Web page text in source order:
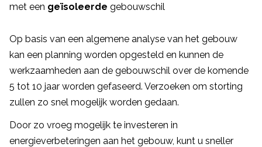
met een geïsoleerde gebouwschil
Op basis van een algemene analyse van het gebouw
kan een planning worden opgesteld en kunnen de
werkzaamheden aan de gebouwschil over de komende
5 tot 10 jaar worden gefaseerd. Verzoeken om storting
zullen zo snel mogelijk worden gedaan.
Door zo vroeg mogelijk te investeren in
energieverbeteringen aan het gebouw, kunt u sneller